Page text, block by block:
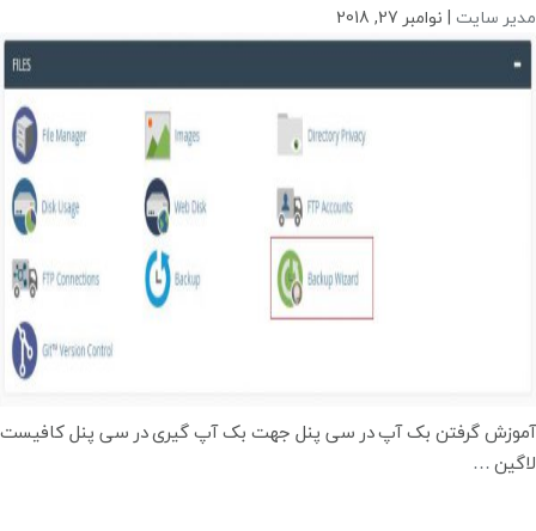
مدیر سایت | نوامبر 27, 2018
آموزش گرفتن بک آپ در سی پنل جهت بک آپ گیری در سی پنل کافیست
لاگین…